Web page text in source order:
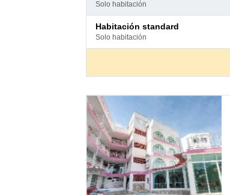
solo habitación
habitación standard
solo habitación